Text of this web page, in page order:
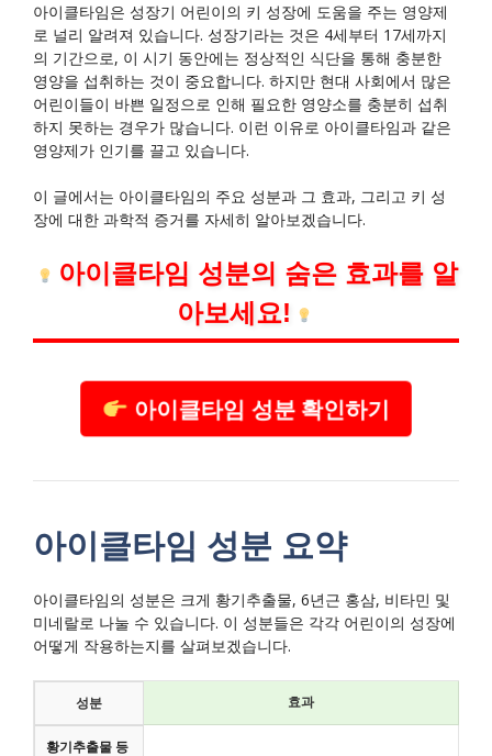
아이클타임은 성장기 어린이의 키 성장에 도움을 주는 영양제
로 널리 알려져 있습니다. 성장기라는 것은 4세부터 17세까지
의 기간으로, 이 시기 동안에는 정상적인 식단을 통해 충분한
영양을 섭취하는 것이 중요합니다. 하지만 현대 사회에서 많은
어린이들이 바쁜 일정으로 인해 필요한 영양소를 충분히 섭취
하지 못하는 경우가 많습니다. 이런 이유로 아이클타임과 같은
영양제가 인기를 끌고 있습니다.
이 글에서는 아이클타임의 주요 성분과 그 효과, 그리고 키 성
장에 대한 과학적 증거를 자세히 알아보겠습니다.
아이클타임 성분의 숨은 효과를 알
아보세요!
아이클타임 성분 확인하기
아이클타임 성분 요약
아이클타임의 성분은 크게 황기추출물, 6년근 홍삼, 비타민 및
미네랄로 나눌 수 있습니다. 이 성분들은 각각 어린이의 성장에
어떻게 작용하는지를 살펴보겠습니다.
성분 효과
황기추출물 등